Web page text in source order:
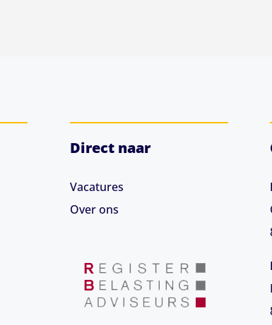
Direct naar
Vacatures
Over ons